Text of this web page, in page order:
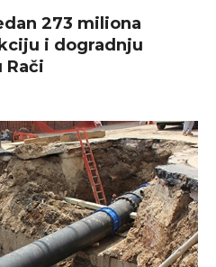
273 miliona
i dogradnju
Rači